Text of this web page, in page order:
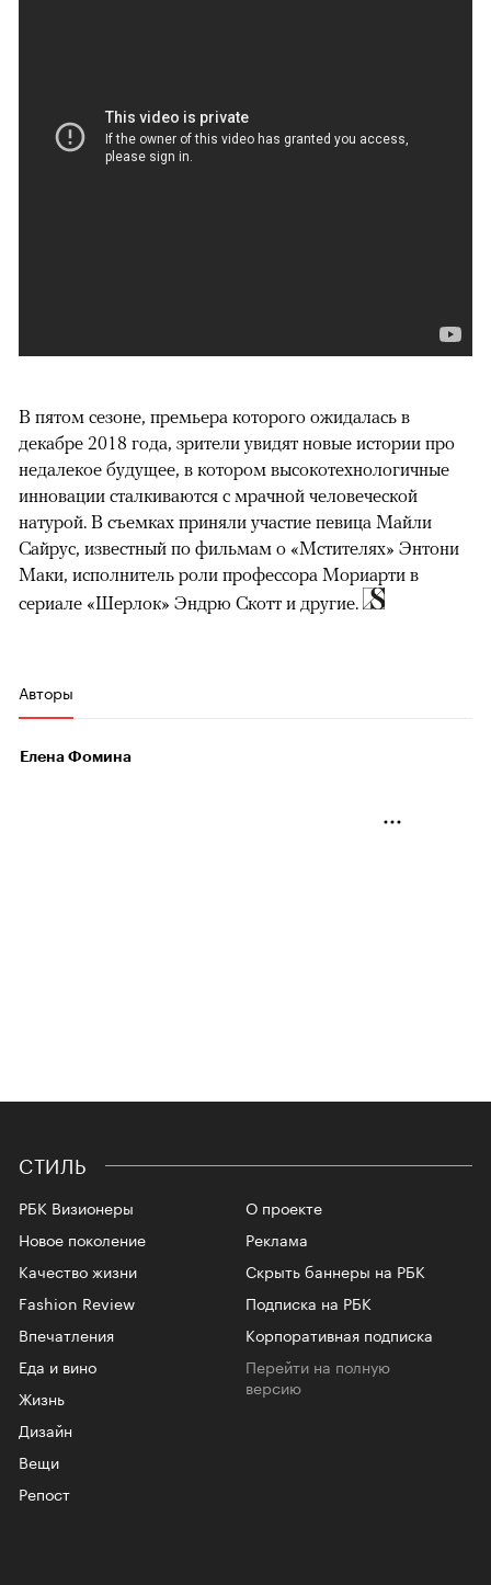
В пятом сезоне, премьера которого ожидалась в
декабре 2018 года, зрители увидят новые истории про
недалекое будущее, в котором высокотехнологичные
инновации сталкиваются с мрачной человеческой
натурой. В съемках приняли участие певица Майли
Сайрус, известный по фильмам о «Мстителях» Энтони
Маки, исполнитель роли профессора Мориарти в
сериале «Шерлок» Эндрю Скотт и другие.
Авторы
Елена Фомина
СТИЛЬ
РБК Визионеры
Новое поколение
Качество жизни
Fashion Review
Впечатления
Еда и вино
Жизнь
Дизайн
Вещи
Репост
О проекте
Реклама
Скрыть баннеры на РБК
Подписка на РБК
Корпоративная подписка
Перейти на полную
версию